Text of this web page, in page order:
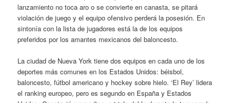
lanzamiento no toca aro o se convierte en canasta, se pitará
violación de juego y el equipo ofensivo perderá la posesión. En
sintonía con la lista de jugadores está la de los equipos
preferidos por los amantes mexicanos del baloncesto.
La ciudad de Nueva York tiene dos equipos en cada uno de los
deportes más comunes en los Estados Unidos: béisbol,
baloncesto, fútbol americano y hockey sobre hielo. ‘El Rey’ lidera
el ranking europeo, pero es segundo en España y Estados